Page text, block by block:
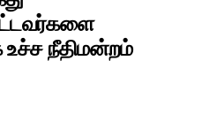
உச்ச நீதிமன்றம்